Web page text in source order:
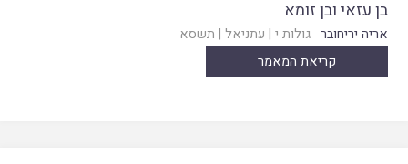
בן עזאי ובן זומא
אריה יריחובר גולות י | עתניאל | תשסא
קריאת המאמר